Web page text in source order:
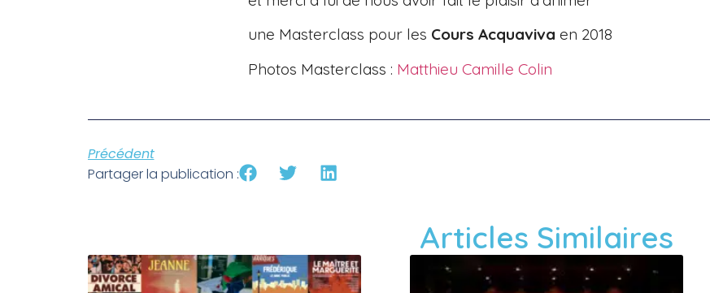
une Masterclass pour les Cours Acquaviva en 2018
Photos Masterclass : Matthieu Camille Colin
Précédent
Partager la publication :
Articles Similaires